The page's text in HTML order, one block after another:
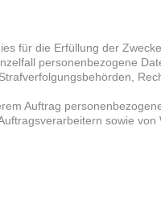
für die Erfüllung der
personenbezogene
Auftrag
sowie